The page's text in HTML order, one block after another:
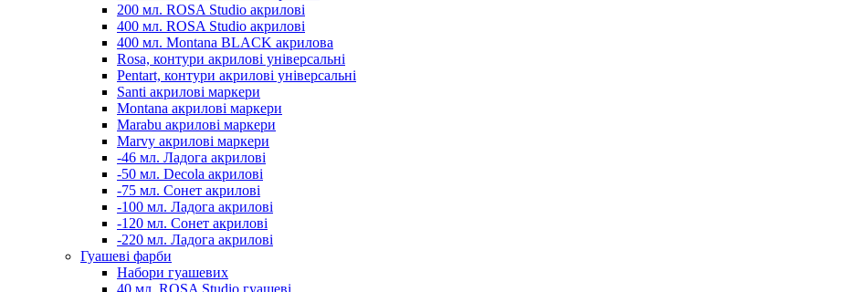
200 мл. ROSA Studio акрилові
400 мл. ROSA Studio акрилові
400 мл. Montana BLACK акрилова
Rosa, контури акрилові універсальні
Pentart, контури акрилові універсальні
Santi акрилові маркери
Montana акрилові маркери
Marabu акрилові маркери
Marvy акрилові маркери
-46 мл. Ладога акрилові
-50 мл. Decola акрилові
-75 мл. Сонет акрилові
-100 мл. Ладога акрилові
-120 мл. Сонет акрилові
-220 мл. Ладога акрилові
Гуашеві фарби
Набори гуашевих
40 мл. ROSA Studio гуашеві